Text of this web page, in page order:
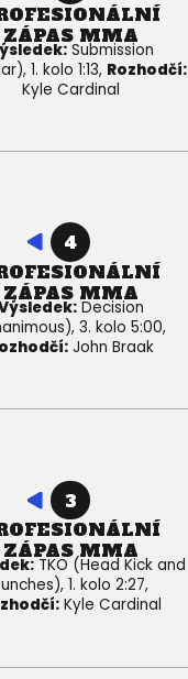
ZÁPAS MMA
Submission
1. kolo 1:13, Rozhodčí:
Kyle Cardinal
4
ZÁPAS MMA
Decision
3. kolo 5:00,
John Braak
3
ZÁPAS MMA
TKO (Head Kick and
1. kolo 2:27,
Kyle Cardinal